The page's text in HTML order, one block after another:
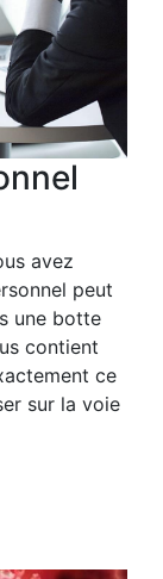
avez
peut
une botte
contient
ce
sur la voie